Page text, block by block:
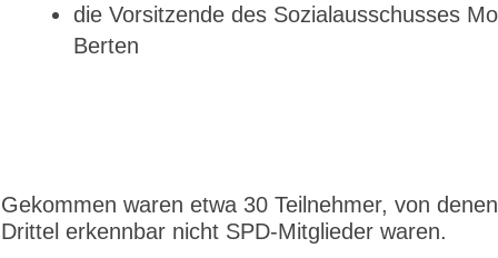
die Vorsitzende des Sozialausschusses
Berten
Gekommen waren etwa 30 Teilnehmer, von
Drittel erkennbar nicht SPD-Mitglieder waren.